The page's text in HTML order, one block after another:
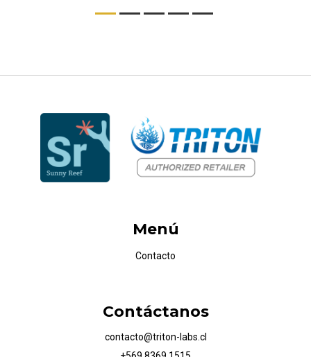
Menú
Contacto
Contáctanos
contacto@triton-labs.cl